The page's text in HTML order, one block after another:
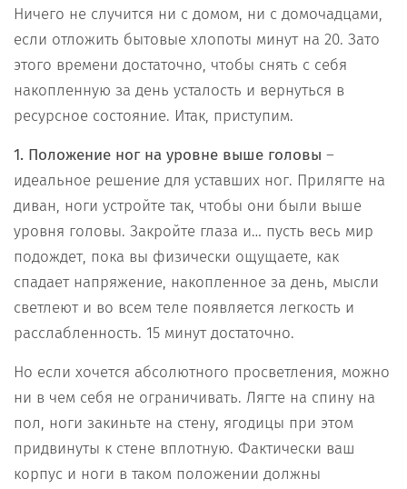
Ничего не случится ни с домом, ни с домочадцами,
если отложить бытовые хлопоты минут на 20. Зато
этого времени достаточно, чтобы снять с себя
накопленную за день усталость и вернуться в
ресурсное состояние. Итак, приступим.
1. Положение ног на уровне выше головы –
идеальное решение для уставших ног. Прилягте на
диван, ноги устройте так, чтобы они были выше
уровня головы. Закройте глаза и… пусть весь мир
подождет, пока вы физически ощущаете, как
спадает напряжение, накопленное за день, мысли
светлеют и во всем теле появляется легкость и
расслабленность. 15 минут достаточно.
Но если хочется абсолютного просветления, можно
ни в чем себя не ограничивать. Лягте на спину на
пол, ноги закиньте на стену, ягодицы при этом
придвинуты к стене вплотную. Фактически ваш
корпус и ноги в таком положении должны